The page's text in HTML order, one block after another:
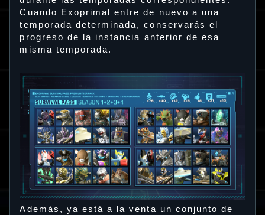
Cuando Exoprimal entre de nuevo a una
temporada determinada, conservarás el
progreso de la instancia anterior de esa
misma temporada.
Además, ya está a la venta un conjunto de